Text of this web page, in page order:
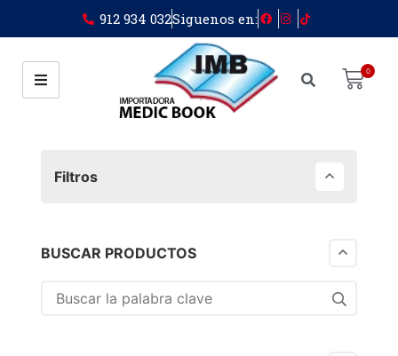
912 934 032Siguenos en:
0
Filtros
BUSCAR PRODUCTOS